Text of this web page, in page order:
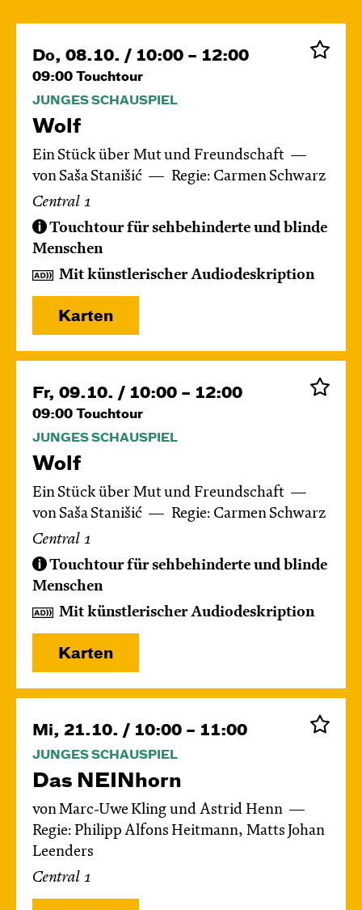
Do, 08.10. / 10:00 – 12:00
09:00 Touchtour
JUNGES SCHAUSPIEL
Wolf
Ein Stück über Mut und Freundschaft
von Saša Stanišić
Regie: Carmen Schwarz
Central 1
Touchtour für sehbehinderte und blinde
Menschen
Mit künstlerischer Audiodeskription
Karten
Fr, 09.10. / 10:00 – 12:00
09:00 Touchtour
JUNGES SCHAUSPIEL
Wolf
Ein Stück über Mut und Freundschaft
von Saša Stanišić
Regie: Carmen Schwarz
Central 1
Touchtour für sehbehinderte und blinde
Menschen
Mit künstlerischer Audiodeskription
Karten
Mi, 21.10. / 10:00 – 11:00
JUNGES SCHAUSPIEL
Das NEIN­horn
von Marc-Uwe Kling und Astrid Henn
Regie: Philipp Alfons Heitmann, Matts Johan
Leenders
Central 1